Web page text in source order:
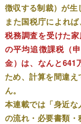
徴収する制裁）が生
また国税庁によれ
税務調査を受けた
の平均追徴課税（
金）は、なんと641
ため、計算を間違
ん。
本連載では「身近
の流れ・必要書類